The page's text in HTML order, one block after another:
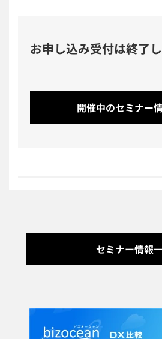
お申し込み受付は終了し
開催中のセミナー
セミナー情報